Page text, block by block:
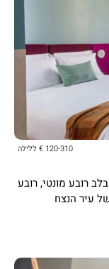
120-310 € ללילה
רובע מונטי, רובע
עיר הנצח